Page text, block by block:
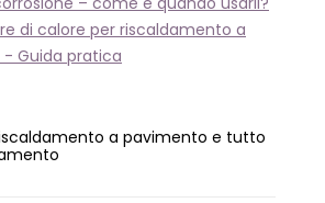
di calore per riscaldamento a
Guida pratica
a pavimento e tutto